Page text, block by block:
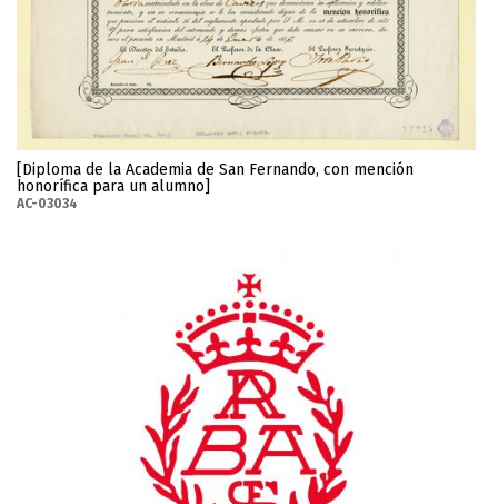
[Diploma de la Academia de San Fernando, con mención
honorífica para un alumno]
AC-03034